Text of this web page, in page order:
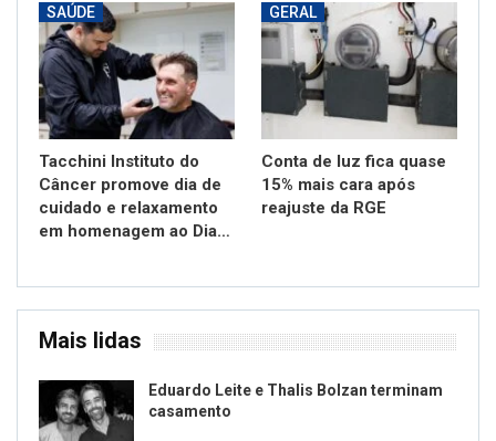
SAÚDE
Tacchini Instituto do
Câncer promove dia de
cuidado e relaxamento
em homenagem ao Dia…
GERAL
Conta de luz fica quase
15% mais cara após
reajuste da RGE
Mais lidas
Eduardo Leite e Thalis Bolzan terminam
casamento